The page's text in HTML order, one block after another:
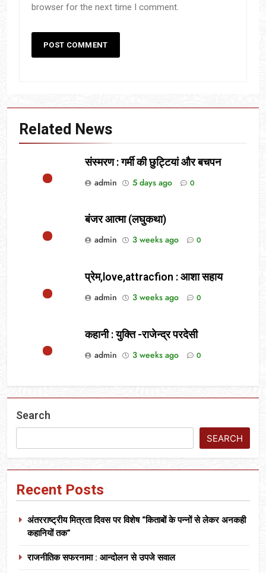
browser for the next time I comment.
Related News
संस्मरण : गर्मी की छुट्टियां और बचपन
admin
5 days ago 0
बंजर आत्मा (लघुकथा)
admin
3 weeks ago 0
प्रेम,love,attracfion : आशा सहाय
admin
3 weeks ago 0
कहानी : युक्ति -राजेन्द्र परदेसी
admin
3 weeks ago 0
Search
SEARCH
Recent Posts
अंतरराष्ट्रीय मित्रता दिवस पर विशेष “किताबों के पन्नों से लेकर अनकही
कहानियों तक”
राजनीतिक सफरनामा : आन्दोलन से उपजे सवाल